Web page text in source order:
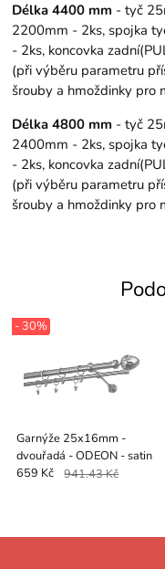
Délka 4400 mm - tyč
2200mm - 2ks, spojka
- 2ks, koncovka
(při výběru parametru
šrouby a hmoždinky pro
Délka 4800 mm - tyč
2400mm - 2ks, spojka
- 2ks, koncovka
(při výběru parametru
šrouby a hmoždinky pro
Garnýže 25x16mm -
dvouřadá - ODEON - satin
- 30%
659 Kč 941.43 Kč